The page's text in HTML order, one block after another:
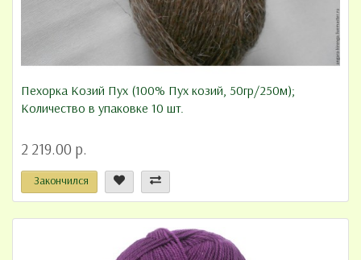
Пехорка Козий Пух (100% Пух козий, 50гр/250м);
Количество в упаковке 10 шт.
2 219.00 р.
Закончился